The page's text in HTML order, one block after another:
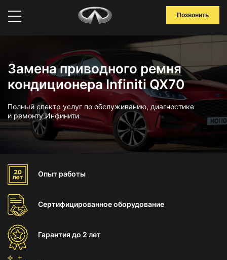
Позвонить
Замена приводного ремня
кондиционера Infiniti QX70
Полный спектр услуг по обслуживанию, диагностике
и ремонту Инфинити
Опыт работы
Сертифицированноеоборудование
Гарантиядо 2 лет